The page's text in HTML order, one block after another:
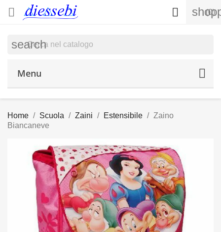
 (0)

search
Menu
Home Scuola Zaini Estensibile
Zaino
Biancaneve